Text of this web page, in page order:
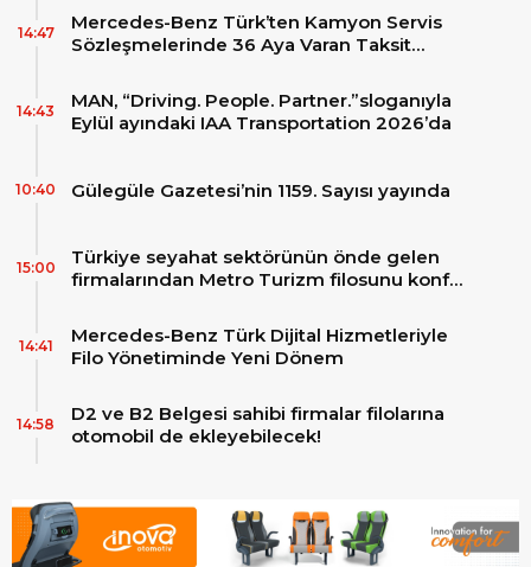
Mercedes-Benz Türk’ten Kamyon Servis
Sözleşmelerinde 36 Aya Varan Taksit
14:47
MAN, “Driving. People. Partner.”sloganıyla
Eylül ayındaki IAA Transportation 2026’da
14:43
Gülegüle Gazetesi’nin 1159. Sayısı yayında
10:40
Türkiye seyahat sektörünün önde gelen
firmalarından Metro Turizm filosunu konfor
MAN Skyliner ile güçlendirdi!
15:00
Mercedes-Benz Türk Dijital Hizmetleriyle
Filo Yönetiminde Yeni Dönem
14:41
D2 ve B2 Belgesi sahibi firmalar filolarına
otomobil de ekleyebilecek!
14:58